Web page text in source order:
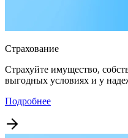
Страхование
Страхуйте имущество,
выгодных условиях и у
Подробнее